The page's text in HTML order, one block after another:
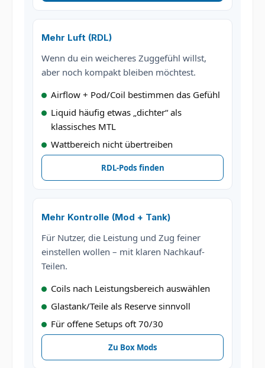
Mehr Luft (RDL)
Wenn du ein weicheres Zuggefühl willst,
aber noch kompakt bleiben möchtest.
Airflow + Pod/Coil bestimmen das Gefühl
Liquid häufig etwas „dichter“ als
klassisches MTL
Wattbereich nicht übertreiben
RDL-Pods finden
Mehr Kontrolle (Mod + Tank)
Für Nutzer, die Leistung und Zug feiner
einstellen wollen – mit klaren Nachkauf-
Teilen.
Coils nach Leistungsbereich auswählen
Glastank/Teile als Reserve sinnvoll
Für offene Setups oft 70/30
Zu Box Mods